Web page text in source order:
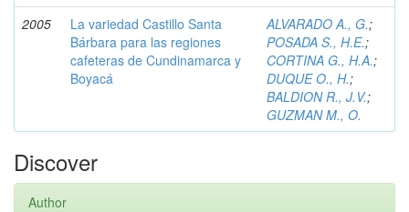
2005
La variedad Castillo Santa
Bárbara para las regiones
cafeteras de Cundinamarca y
Boyacá
ALVARADO A., G.;
POSADA S., H.E.;
CORTINA G., H.A.;
DUQUE O., H.;
BALDION R., J.V.;
GUZMAN M., O.
Discover
Author